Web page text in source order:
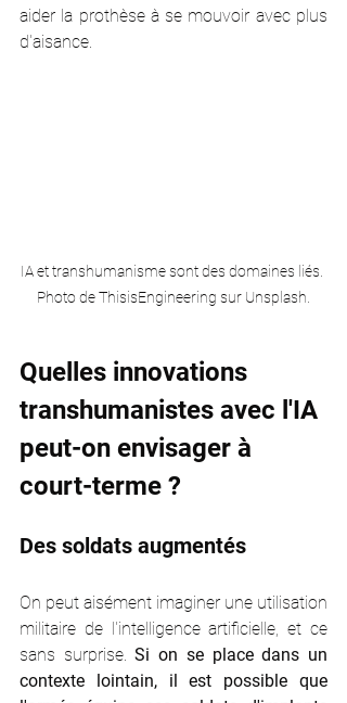
aider la prothèse à se mouvoir avec plus
d'aisance.
IA et transhumanisme sont des domaines liés.
Photo de ThisisEngineering sur Unsplash.
Quelles innovations
transhumanistes avec l'IA
peut-on envisager à
court-terme ?
Des soldats augmentés
On peut aisément imaginer une utilisation
militaire de l'intelligence artificielle, et ce
sans surprise. Si on se place dans un
contexte lointain, il est possible que